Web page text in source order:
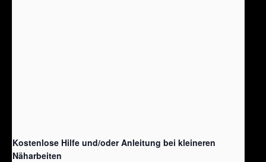
Kostenlose Hilfe und/oder Anleitung bei kleineren
Näharbeiten